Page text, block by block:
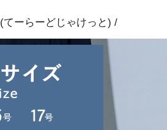
(てーらーどじゃけっと) /